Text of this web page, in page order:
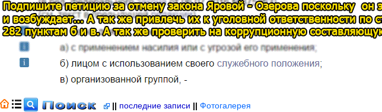
|| последние записи || Фотогалерея